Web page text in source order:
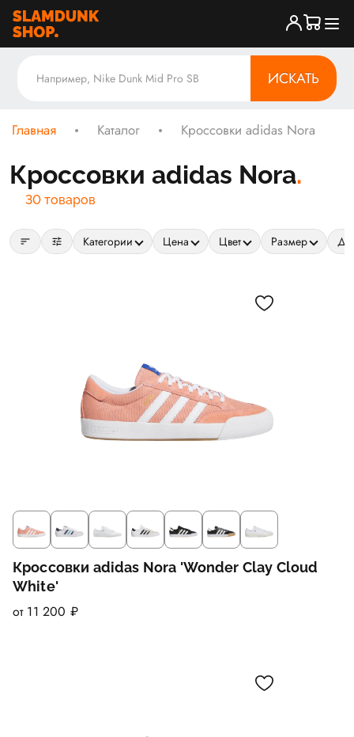
ИСКАТЬ
Главная Каталог Кроссовки adidas Nora
Кроссовки adidas Nora
30 товаров
sort tune Категории Цена Цвет Размер
Кроссовки adidas Nora 'Wonder Clay Cloud
White'
от 11 200 ₽